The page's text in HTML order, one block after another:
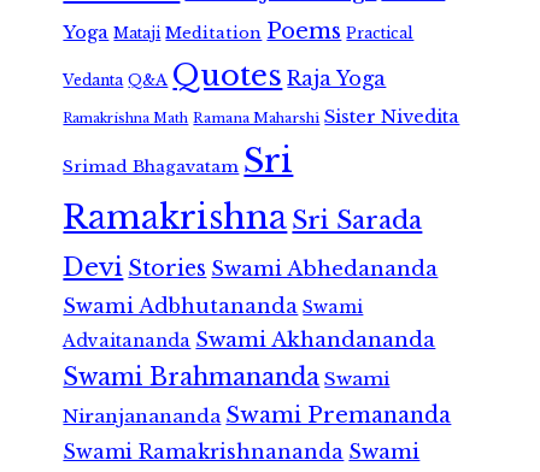
Yoga Mataji Meditation Poems Practical
Vedanta Q&A Quotes Raja Yoga
Ramakrishna Math Ramana Maharshi Sister Nivedita
Srimad Bhagavatam Sri
RamakrishnaSri Sarada
Devi Stories Swami Abhedananda
Swami Adbhutananda Swami
Advaitananda Swami Akhandananda
Swami Brahmananda Swami
Niranjanananda Swami Premananda
Swami Ramakrishnananda Swami